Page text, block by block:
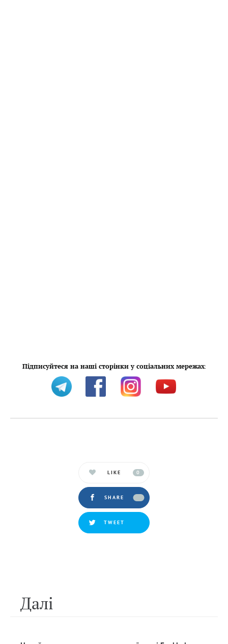
Підписуйтеся на наші сторінки у соціальних мережах:
LIKE 0
SHARE
TWEET
Далi